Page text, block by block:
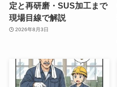
定と再研磨・SUS加工まで
現場目線で解説
2026年8月3日